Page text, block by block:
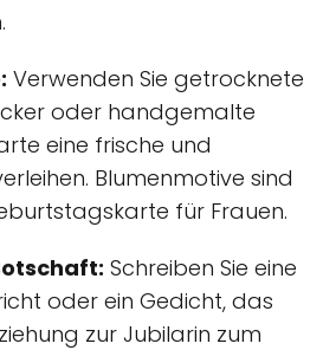
Verwenden Sie getrocknete
oder handgemalte
eine frische und
Blumenmotive sind
für Frauen.
Schreiben Sie eine
oder ein Gedicht, das
zur Jubilarin zum